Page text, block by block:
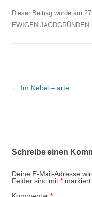
Dieser Beitrag wurde am
EWIGEN JAGDGRÜNDEN...
Beitrags-
← Im Nebel – arte
Schreibe einen
Deine E-Mail-Adresse
Felder sind mit * markiert
Kommentar *